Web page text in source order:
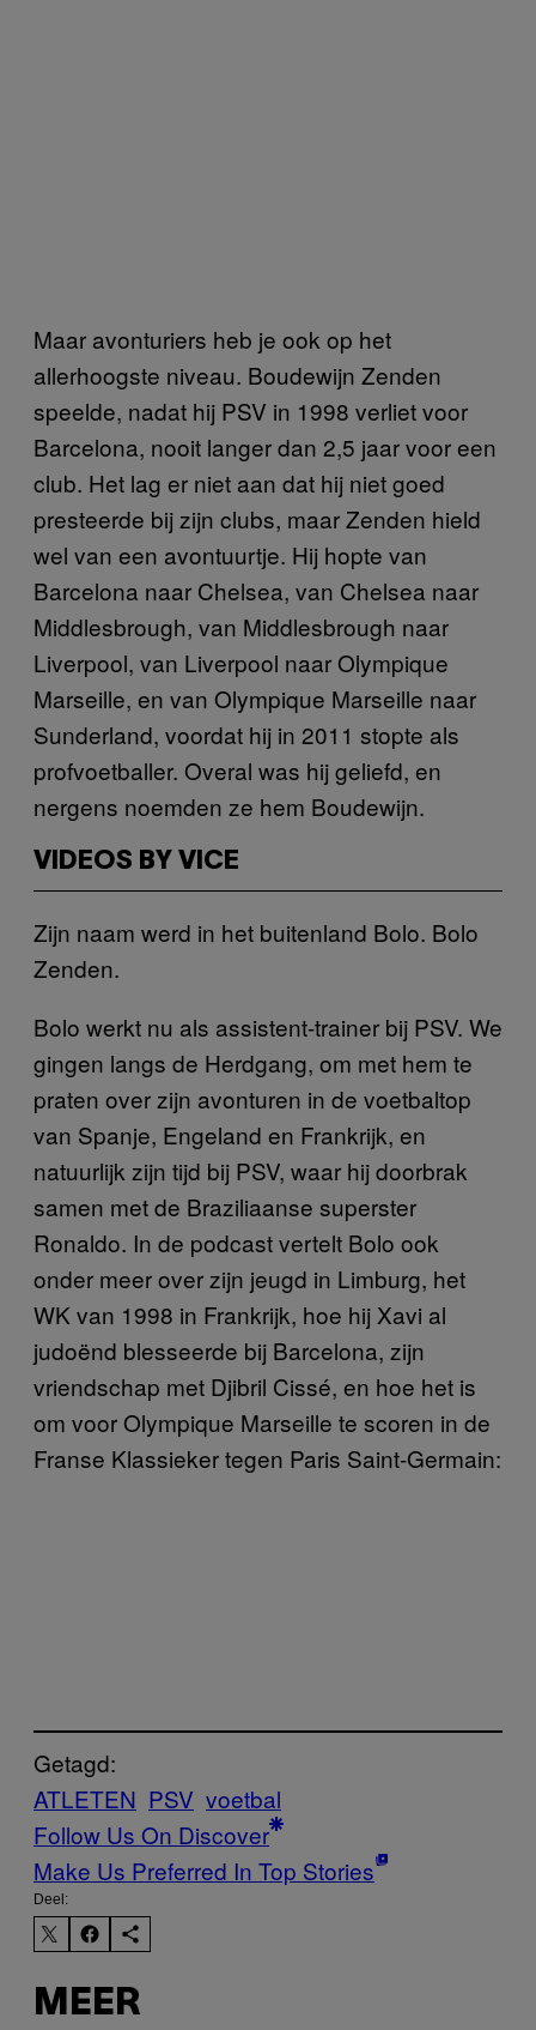
Maar avonturiers heb je ook op het
allerhoogste niveau. Boudewijn Zenden
speelde, nadat hij PSV in 1998 verliet voor
Barcelona, nooit langer dan 2,5 jaar voor een
club. Het lag er niet aan dat hij niet goed
presteerde bij zijn clubs, maar Zenden hield
wel van een avontuurtje. Hij hopte van
Barcelona naar Chelsea, van Chelsea naar
Middlesbrough, van Middlesbrough naar
Liverpool, van Liverpool naar Olympique
Marseille, en van Olympique Marseille naar
Sunderland, voordat hij in 2011 stopte als
profvoetballer. Overal was hij geliefd, en
nergens noemden ze hem Boudewijn.
VIDEOS BY VICE
Zijn naam werd in het buitenland Bolo. Bolo
Zenden.
Bolo werkt nu als assistent-trainer bij PSV. We
gingen langs de Herdgang, om met hem te
praten over zijn avonturen in de voetbaltop
van Spanje, Engeland en Frankrijk, en
natuurlijk zijn tijd bij PSV, waar hij doorbrak
samen met de Braziliaanse superster
Ronaldo. In de podcast vertelt Bolo ook
onder meer over zijn jeugd in Limburg, het
WK van 1998 in Frankrijk, hoe hij Xavi al
judoënd blesseerde bij Barcelona, zijn
vriendschap met Djibril Cissé, en hoe het is
om voor Olympique Marseille te scoren in de
Franse Klassieker tegen Paris Saint-Germain:
Getagd:
ATLETEN PSV voetbal
Follow Us On Discover
Make Us Preferred In Top Stories
Deel:
MEER